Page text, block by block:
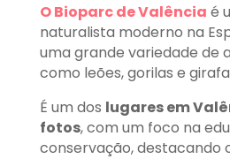
O Bioparc de Valência é
naturalista moderno na
uma grande variedade de
como leões, gorilas e
É um dos lugares em
fotos, com um foco na
conservação, destacando